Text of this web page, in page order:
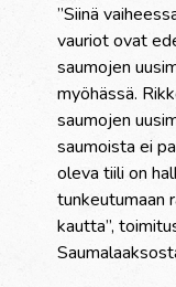
”Siinä
vauriot ovat
saumojen
myöhässä.
saumojen
saumoista ei
oleva tiili on
tunkeutumaan
kautta”,